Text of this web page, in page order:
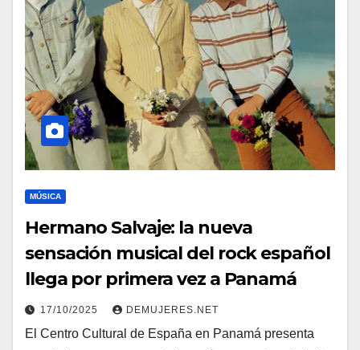
MÚSICA
Hermano Salvaje: la nueva
sensación musical del rock español
llega por primera vez a Panamá
17/10/2025 DEMUJERES.NET
El Centro Cultural de España en Panamá presenta